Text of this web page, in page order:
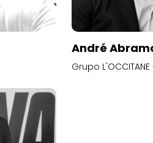
André
Grupo